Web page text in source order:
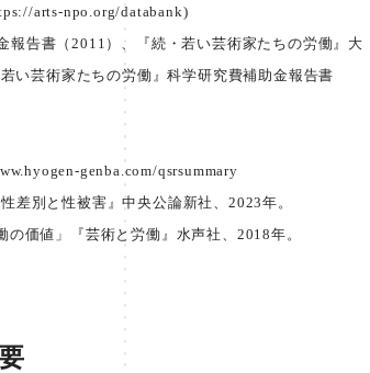
arts-npo.org/databank)
告書（2011）、『続・若い芸術家たちの労働』大
い芸術家たちの労働』科学研究費補助金報告書
genba.com/qsrsummary
差別と性被害』中央公論新社、2023年。
価値」『芸術と労働』水声社、2018年。